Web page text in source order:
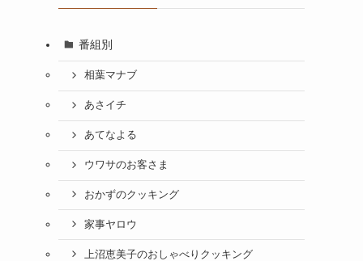
番組別
相葉マナブ
あさイチ
あてなよる
ウワサのお客さま
おかずのクッキング
家事ヤロウ
上沼恵美子のおしゃべりクッキング